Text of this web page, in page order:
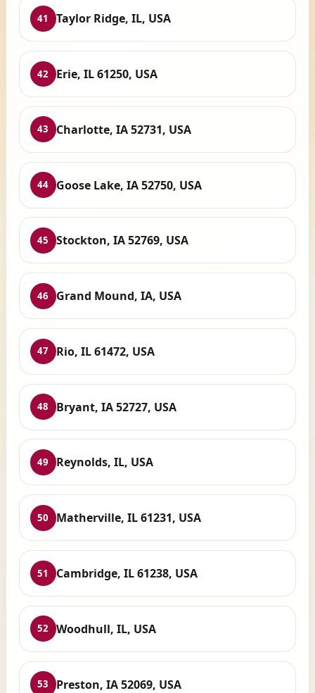
41 Taylor Ridge, IL, USA
42 Erie, IL 61250, USA
43 Charlotte, IA 52731, USA
44 Goose Lake, IA 52750, USA
45 Stockton, IA 52769, USA
46 Grand Mound, IA, USA
47 Rio, IL 61472, USA
48 Bryant, IA 52727, USA
49 Reynolds, IL, USA
50 Matherville, IL 61231, USA
51 Cambridge, IL 61238, USA
52 Woodhull, IL, USA
53 Preston, IA 52069, USA